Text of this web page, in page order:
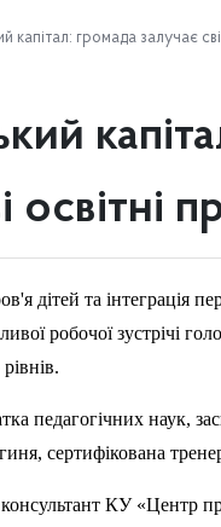
капітал: громада залучає
освітні
дітей та інтеграція
робочої зустрічі
педагогічних наук,
сертифікована
КУ «Центр